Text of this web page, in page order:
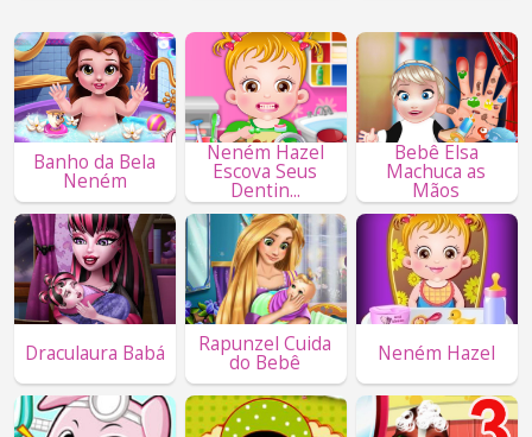
Banho da Bela
Neném
Neném Hazel
Escova Seus
Dentin...
Bebê Elsa
Machuca as
Mãos
Draculaura Babá Rapunzel Cuida
do Bebê Neném Hazel